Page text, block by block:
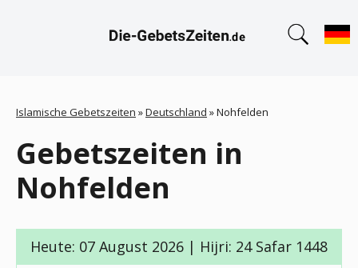
Islamische Gebetszeiten »Deutschland »Nohfelden
Gebetszeiten in
Nohfelden
Heute: 07 August 2026 | Hijri: 24 Safar 1448